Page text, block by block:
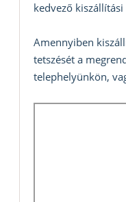
kedvező
Amennyiben
tetszését a
telephelyünkön,